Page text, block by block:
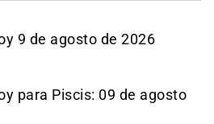
9 de agosto de 2026
para Piscis: 09 de agosto